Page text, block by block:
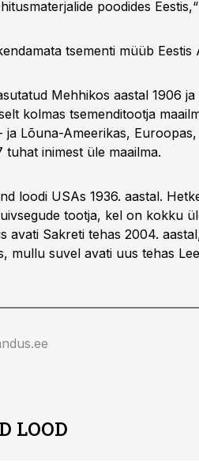
poodides
tsementi müüb Eestis
Mehhikos aastal 1906
kolmas tsemenditootja
ja Lõuna-Ameerikas,
tuhat inimest üle maailma.
loodi USAs 1936. aastal.
tootja, kel on kokku
avati Sakreti tehas 2004.
mullu suvel avati uus tehas
LOOD